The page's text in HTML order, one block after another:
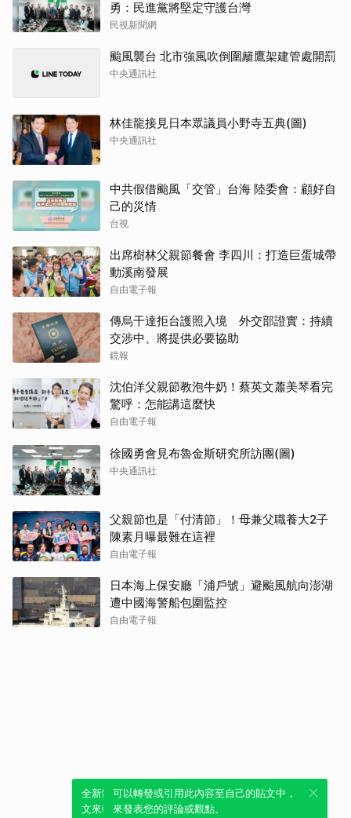
勇：民進黨將堅定守護台灣
民視新聞網
颱風襲台 北市強風吹倒圍籬鷹架建管處開罰
中央通訊社
林佳龍接見日本眾議員小野寺五典(圖)
中央通訊社
中共假借颱風「交管」台海 陸委會：顧好自
己的災情
台視
出席樹林父親節餐會 李四川：打造巨蛋城帶
動溪南發展
自由電子報
傳烏干達拒台護照入境 外交部證實：持續
交涉中、將提供必要協助
鏡報
沈伯洋父親節教泡牛奶！蔡英文蕭美琴看完
驚呼：怎能講這麼快
自由電子報
徐國勇會見布魯金斯研究所訪團(圖)
中央通訊社
父親節也是「付清節」！母兼父職養大2子
陳素月曝最難在這裡
自由電子報
日本海上保安廳「浦戶號」避颱風航向澎湖
遭中國海警船包圍監控
自由電子報
全新體驗！一鍵引用此內容，透過發布貼
文來輕鬆表達個人立場。
可以轉發或引用此內容至自己的貼文中，
來發表您的評論或觀點。